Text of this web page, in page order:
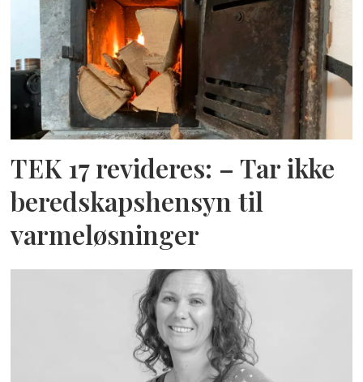
TEK 17 revideres: – Tar ikke
beredskapshensyn til
varmeløsninger